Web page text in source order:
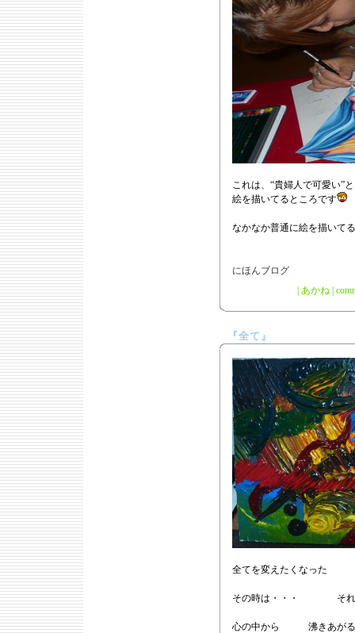
これは、“貴婦人で可愛い”
絵を描いてるところです
なかなか普通に絵を描いて
あかね|
『全て』
全てを変えたくなった
その時は・・・ それ
心の中から 沸きあがる